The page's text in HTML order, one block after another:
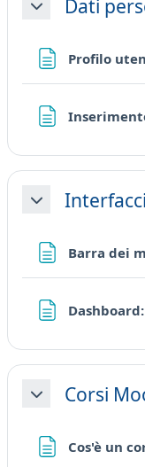
Minimizza
Dati
Profilo
Minimizza
Barra dei
Minimizza
Corsi
Cos'è un